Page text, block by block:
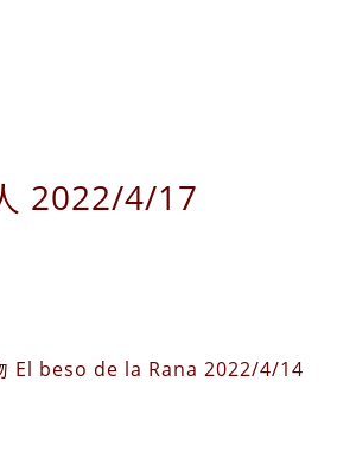
2022/4/17
El beso de la Rana 2022/4/14